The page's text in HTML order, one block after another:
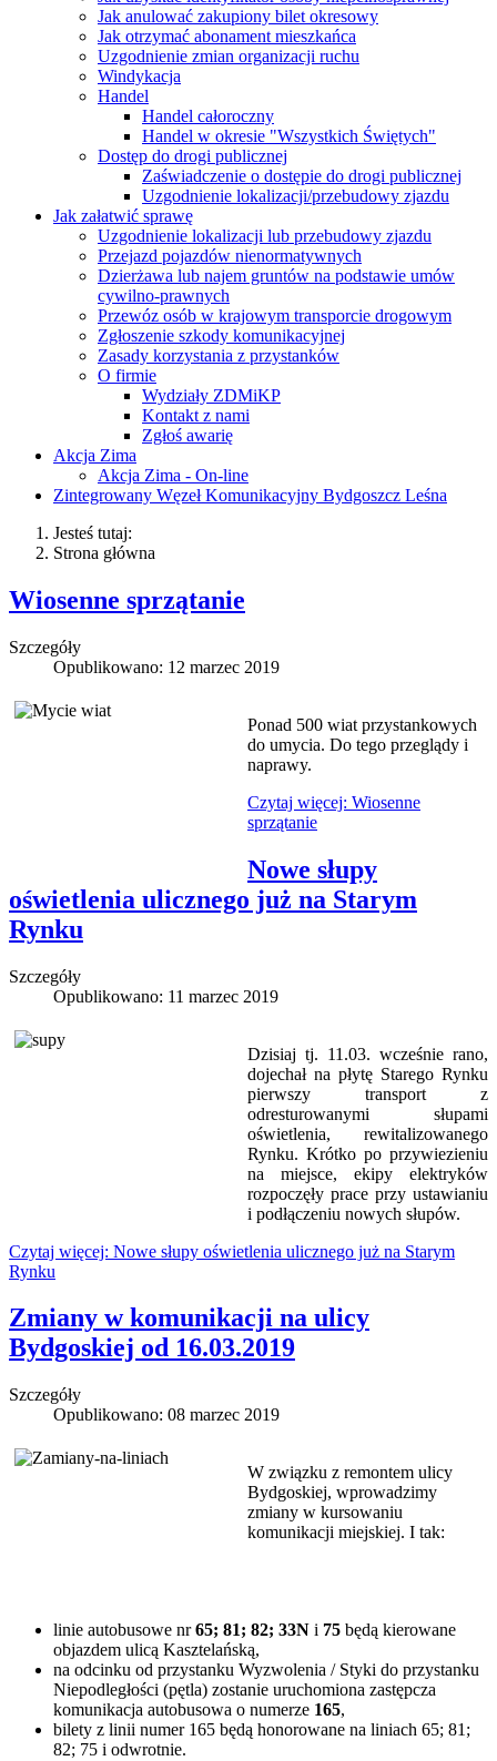
Jak anulować zakupiony bilet okresowy
Jak otrzymać abonament mieszkańca
Uzgodnienie zmian organizacji ruchu
Windykacja
Handel
Handel całoroczny
Handel w okresie "Wszystkich Świętych"
Dostęp do drogi publicznej
Zaświadczenie o dostępie do drogi publicznej
Uzgodnienie lokalizacji/przebudowy zjazdu
Jak załatwić sprawę
Uzgodnienie lokalizacji lub przebudowy zjazdu
Przejazd pojazdów nienormatywnych
Dzierżawa lub najem gruntów na podstawie umów
cywilno-prawnych
Przewóz osób w krajowym transporcie drogowym
Zgłoszenie szkody komunikacyjnej
Zasady korzystania z przystanków
O firmie
Wydziały ZDMiKP
Kontakt z nami
Zgłoś awarię
Akcja Zima
Akcja Zima - On-line
Zintegrowany Węzeł Komunikacyjny Bydgoszcz Leśna
Jesteś tutaj:
Strona główna
Wiosenne sprzątanie
Szczegóły
Opublikowano: 12 marzec 2019
Ponad 500 wiat przystankowych
do umycia. Do tego przeglądy i
naprawy.
Czytaj więcej: Wiosenne
sprzątanie
Nowe słupy
oświetlenia ulicznego już na Starym
Rynku
Szczegóły
Opublikowano: 11 marzec 2019
Dzisiaj tj. 11.03. wcześnie rano,
dojechał na płytę Starego Rynku
pierwszy transport z
odresturowanymi słupami
oświetlenia, rewitalizowanego
Rynku. Krótko po przywiezieniu
na miejsce, ekipy elektryków
rozpoczęły prace przy ustawianiu
i podłączeniu nowych słupów.
Czytaj więcej: Nowe słupy oświetlenia ulicznego już na Starym
Rynku
Zmiany w komunikacji na ulicy
Bydgoskiej od 16.03.2019
Szczegóły
Opublikowano: 08 marzec 2019
W związku z remontem ulicy
Bydgoskiej, wprowadzimy
zmiany w kursowaniu
komunikacji miejskiej. I tak:
linie autobusowe nr65; 81; 82; 33N i 75 będą kierowane
objazdem ulicą Kasztelańską,
na odcinku od przystanku Wyzwolenia / Styki do przystanku
Niepodległości (pętla) zostanie uruchomiona zastępcza
komunikacja autobusowa o numerze 165,
bilety z linii numer 165 będą honorowane na liniach 65; 81;
82; 75 i odwrotnie.